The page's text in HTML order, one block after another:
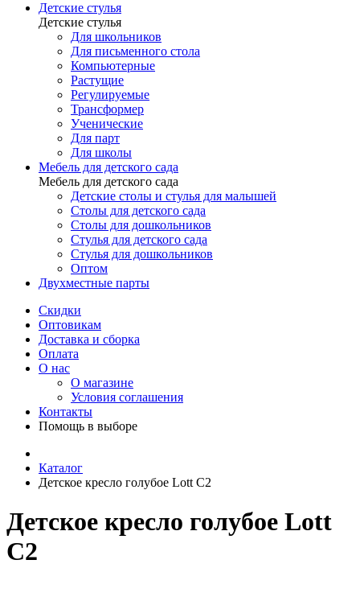
Детские стулья
Детские стулья
Для школьников
Для письменного стола
Компьютерные
Растущие
Регулируемые
Трансформер
Ученические
Для парт
Для школы
Мебель для детского сада
Мебель для детского сада
Детские столы и стулья для малышей
Столы для детского сада
Столы для дошкольников
Стулья для детского сада
Стулья для дошкольников
Оптом
Двухместные парты
Скидки
Оптовикам
Доставка и сборка
Оплата
О нас
О магазине
Условия соглашения
Контакты
Помощь в выборе
Каталог
Детское кресло голубое Lott С2
Детское кресло голубое Lott
С2